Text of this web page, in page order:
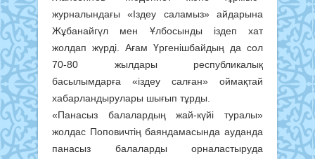
журналындағы «Іздеу саламыз» айдарына
Жұбанайгүл мен Ұлбосынды іздеп хат
жолдап жүрді. Ағам Үргенішбайдың да сол
70-80 жылдары республикалық
басылымдарға «іздеу салған» оймақтай
хабарландырулары шығып тұрды.
«Панасыз балалардың жай-күйі туралы»
жолдас Поповичтің баяндамасында ауданда
панасыз балаларды орналастыруда